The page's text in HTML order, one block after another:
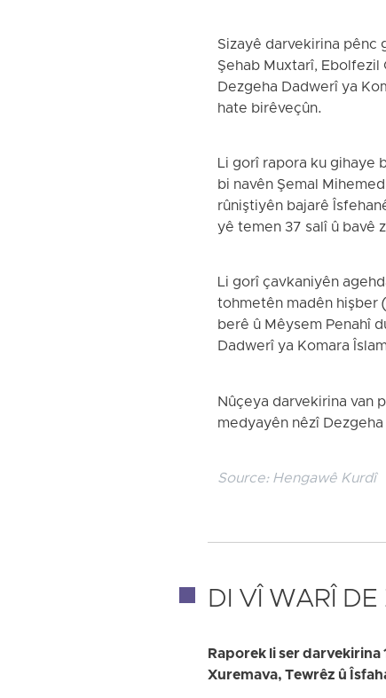
Sizayê darvekirina pênc
Şehab Muxtarî, Ebolfezil
Dezgeha Dadwerî ya
hate birêveçûn.
Li gorî rapora ku gihaye
bi navên Şemal
rûniştiyên bajarê
yê temen 37 salî û bavê
Li gorî çavkaniyên
tohmetên madên hişber
berê û Mêysem Penahî
Dadwerî ya Komara
Nûçeya darvekirina van
medyayên nêzî
Source: Hengawê Kurdî
DI VÎ WARÎ
Raporek li ser darvekirina
Xuremava, Tewrêz û